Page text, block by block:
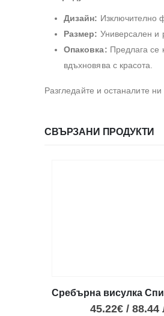
Дизайн: Изключително
Размер: Универсален и
Опаковка: Предлага се
вдъхновява с красота.
Разгледайте и останалите
СВЪРЗАНИ ПРОДУКТИ
Сребърна висулка
45.22€ / 88.44